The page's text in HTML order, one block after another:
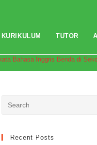
KURIKULUM TUTOR
Bahasa Inggris Benda di
Recent Posts